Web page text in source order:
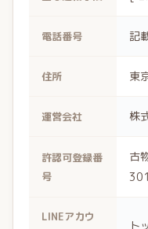
電話番号 記
住所 東
運営会社 株
許認可登録番
号
古
LINEアカウ
ト